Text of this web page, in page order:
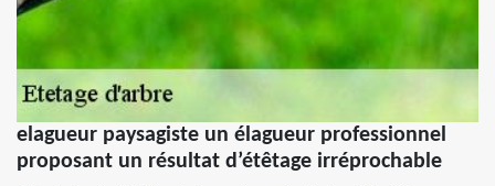
elagueur paysagiste un élagueur professionnel
proposant un résultat d’étêtage irréprochable